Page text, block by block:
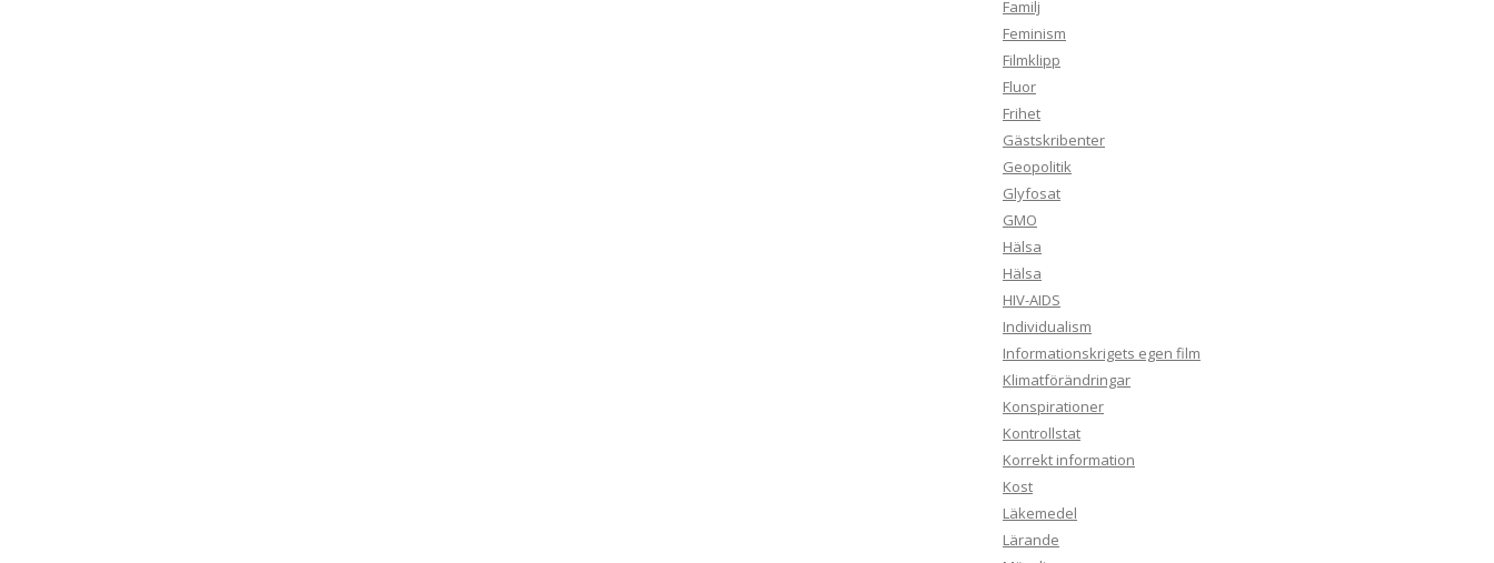
Familj
Feminism
Filmklipp
Fluor
Frihet
Gästskribenter
Geopolitik
Glyfosat
GMO
Hälsa
Hälsa
HIV-AIDS
Individualism
Informationskrigets egen film
Klimatförändringar
Konspirationer
Kontrollstat
Korrekt information
Kost
Läkemedel
Lärande